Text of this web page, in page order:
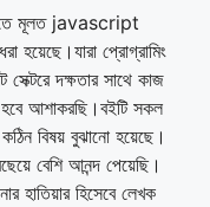
মূলত javascript
হয়েছে।যারা প্রোগ্রামিং
দক্ষতার সাথে কাজ
আশাকরছি।বইটি সকল
বিষয় বুঝানো হয়েছে।
বেশি আনন্দ পেয়েছি।
হাতিয়ার হিসেবে লেখক